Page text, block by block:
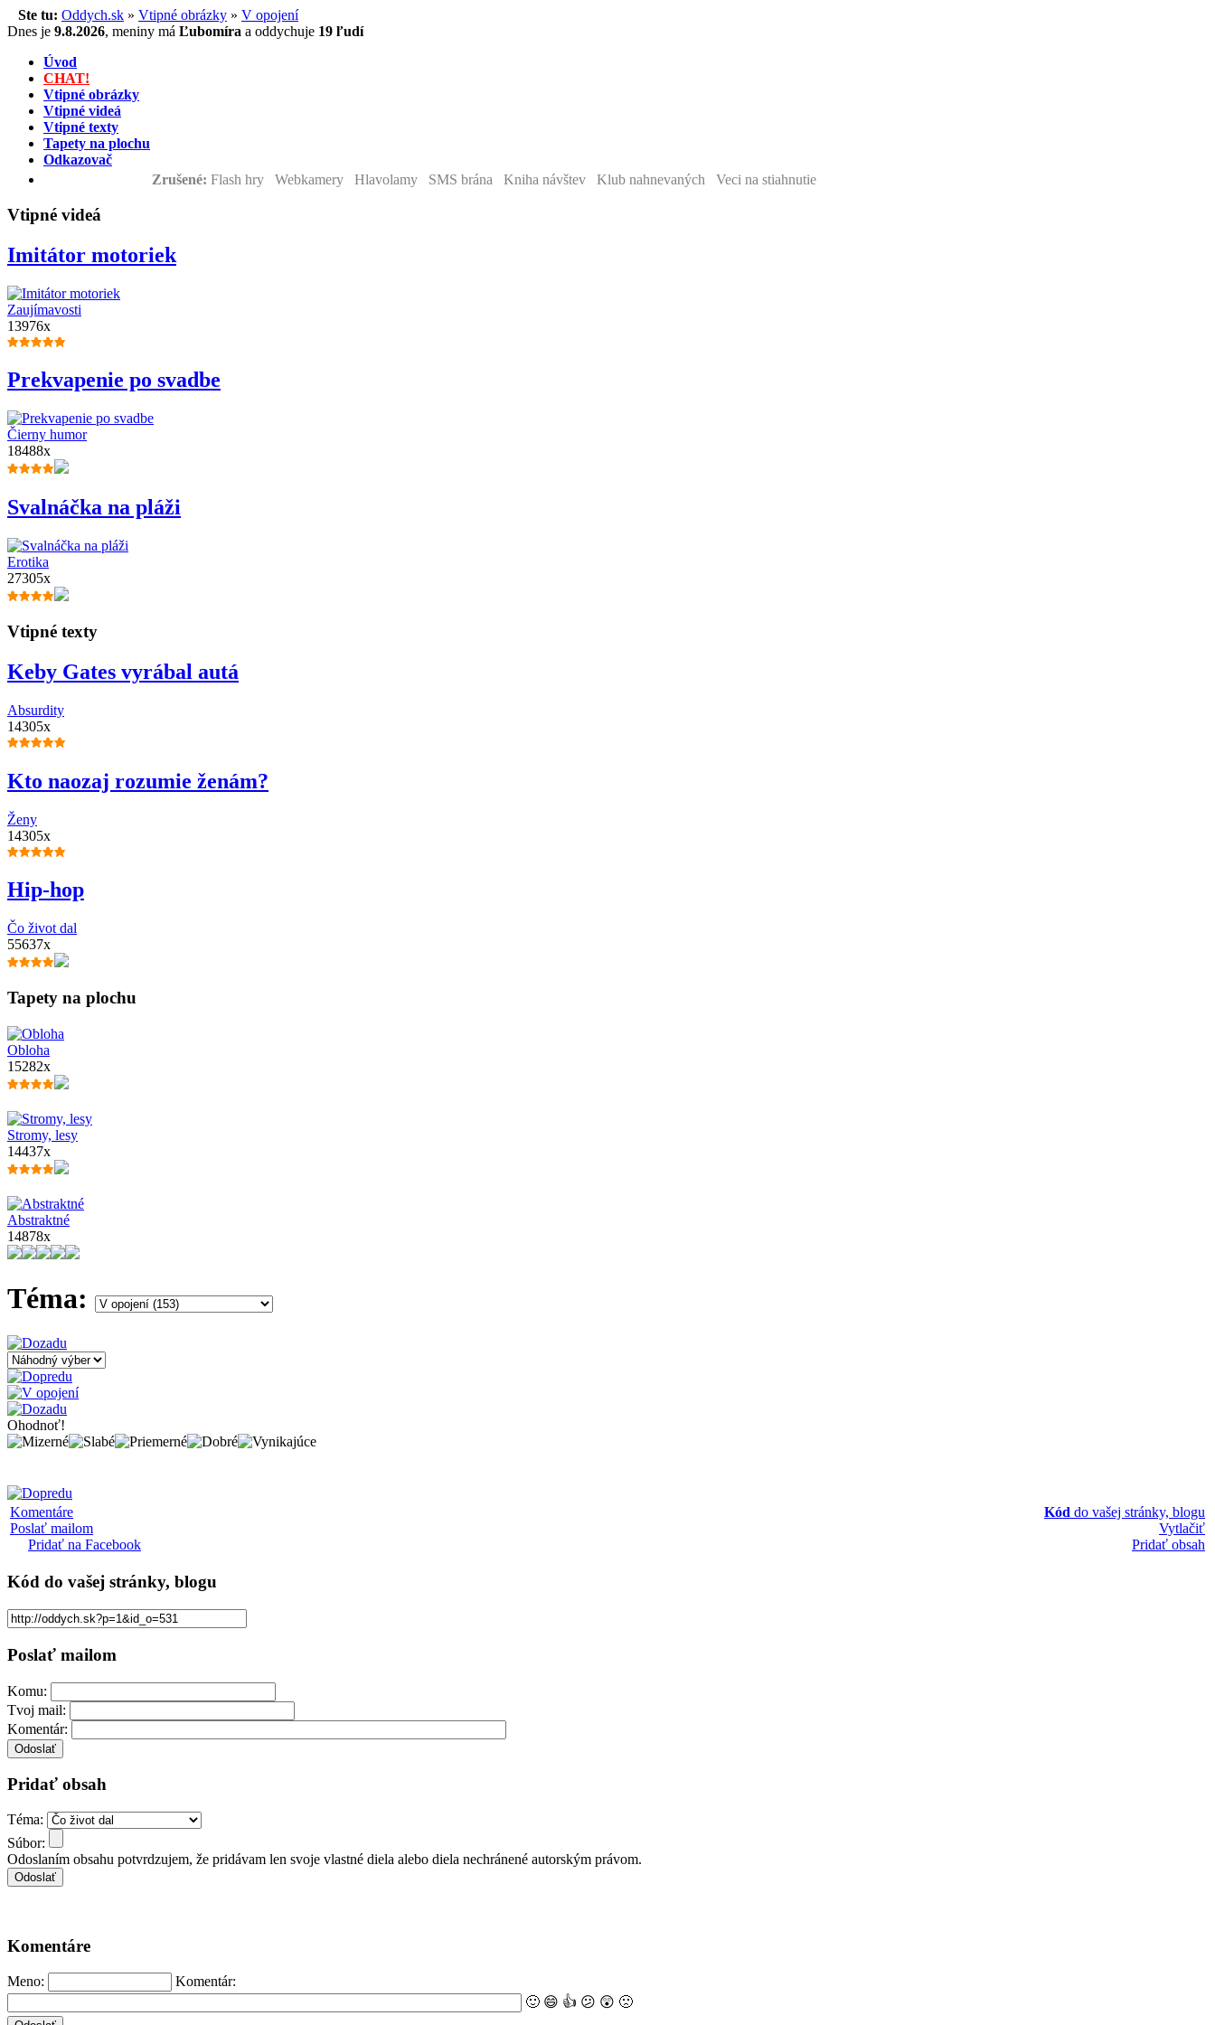
Ste tu: Oddych.sk » Vtipné obrázky » V opojení
Dnes je 9.8.2026, meniny má Ľubomíra a oddychuje 19 ľudí
Úvod
CHAT!
Vtipné obrázky
Vtipné videá
Vtipné texty
Tapety na plochu
Odkazovač
Zrušené: Flash hry Webkamery Hlavolamy SMS brána Kniha návštev Klub nahnevaných Veci na stiahnutie
Vtipné videá
Imitátor motoriek
Zaujímavosti
13976x
Prekvapenie po svadbe
Čierny humor
18488x
Svalnáčka na pláži
Erotika
27305x
Vtipné texty
Keby Gates vyrábal autá
Absurdity
14305x
Kto naozaj rozumie ženám?
Ženy
14305x
Hip-hop
Čo život dal
55637x
Tapety na plochu
Obloha
15282x
Stromy, lesy
14437x
Abstraktné
14878x
Téma:
Ohodnoť!
Komentáre
Poslať mailom
Pridať na Facebook
Kód do vašej stránky, blogu
Vytlačiť
Pridať obsah
Kód do vašej stránky, blogu
Poslať mailom
Komu:
Tvoj mail:
Komentár:
Pridať obsah
Téma:
Súbor:
Odoslaním obsahu potvrdzujem, že pridávam len svoje vlastné diela alebo diela nechránené autorským právom.
Komentáre
Meno:
Komentár:
🙂 😄 👍 😕 😲 🙁